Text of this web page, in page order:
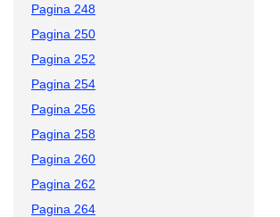
Pagina 248
Pagina 250
Pagina 252
Pagina 254
Pagina 256
Pagina 258
Pagina 260
Pagina 262
Pagina 264